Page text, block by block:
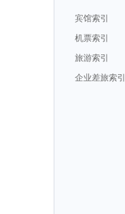
宾馆索引
机票索引
旅游索引
企业差旅索引